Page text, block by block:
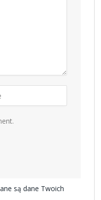
są dane Twoich